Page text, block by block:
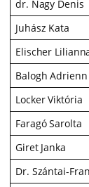
dr. Nagy Denis
Juhász Kata
Elischer
Balogh Adrienn
Locker Viktória
Faragó Sarolta
Giret Janka
Dr. Szántai-